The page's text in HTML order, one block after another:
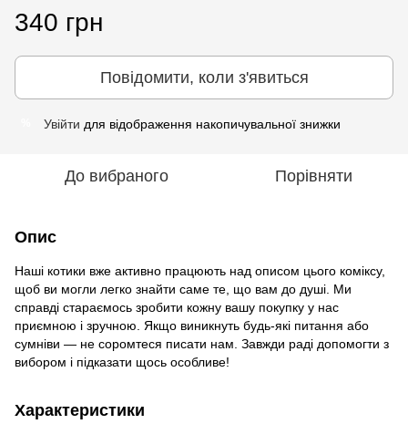
340 грн
Повідомити, коли з'явиться
Увійти для відображення накопичувальної знижки
До вибраного Порівняти
Опис
Наші котики вже активно працюють над описом цього коміксу,
щоб ви могли легко знайти саме те, що вам до душі. Ми
справді стараємось зробити кожну вашу покупку у нас
приємною і зручною. Якщо виникнуть будь-які питання або
сумніви — не соромтеся писати нам. Завжди раді допомогти з
вибором і підказати щось особливе!
Характеристики